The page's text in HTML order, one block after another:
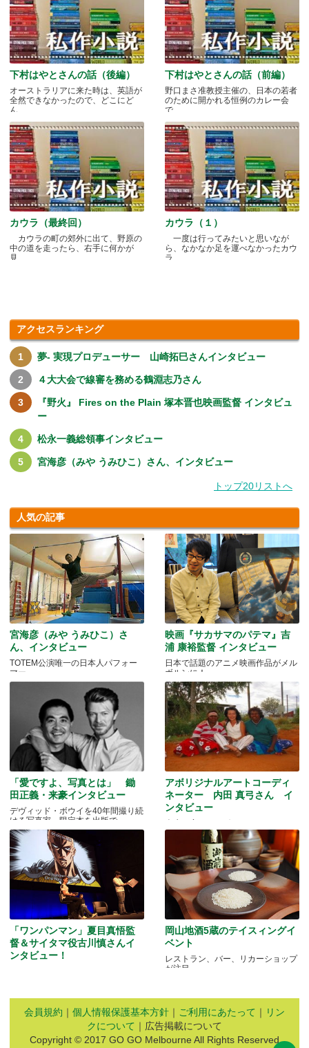
下村はやとさんの話（後編）
オーストラリアに来た時は、英語が
全然できなかったので、どこにど
ん.....
下村はやとさんの話（前編）
野口まさ准教授主催の、日本の若者
のために開かれる恒例のカレー会
で.....
カウラ（最終回）
カウラの町の郊外に出て、野原の
中の道を走ったら、右手に何かが
見.....
カウラ（１）
一度は行ってみたいと思いなが
ら、なかなか足を運べなかったカウ
ラ.....
アクセスランキング
夢- 実現プロデューサー 山崎拓巳さんインタビュー
４大大会で線審を務める鶴淵志乃さん
『野火』 Fires on the Plain 塚本晋也映画監督 インタビュ
ー
松永一義総領事インタビュー
宮海彦（みや うみひこ）さん、インタビュー
トップ20リストへ
人気の記事
宮海彦（みや うみひこ）さ
ん、インタビュー
TOTEM公演唯一の日本人パフォー
マー
映画『サカサマのパテマ』吉
浦 康裕監督 インタビュー
日本で話題のアニメ映画作品がメル
ボルンに！
「愛ですよ、写真とは」 鋤
田正義・来豪インタビュー
デヴィッド・ボウイを40年間撮り続
ける写真家、限定本を出版で
アボリジナルアートコーディ
ネーター 内田 真弓さん イ
ンタビュー
人生を変えたアボリジニ・アートと
の出会いとは…
「ワンパンマン」夏目真悟監
督＆サイタマ役古川慎さんイ
ンタビュー！
岡山地酒5蔵のテイスィングイ
ベント
レストラン、バー、リカーショップ
が注目
会員規約 ｜ 個人情報保護基本方針 ｜ ご利用にあたって ｜ リン
クについて ｜広告掲載について
Copyright © 2017 GO GO Melbourne All Rights Reserved